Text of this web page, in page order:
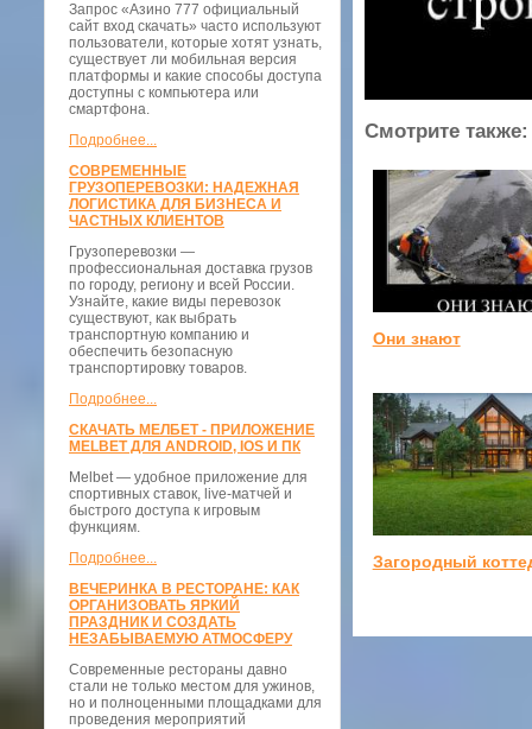
Запрос «Азино 777 официальный
сайт вход скачать» часто используют
пользователи, которые хотят узнать,
существует ли мобильная версия
платформы и какие способы доступа
доступны с компьютера или
смартфона.
Подробнее...
СОВРЕМЕННЫЕ
ГРУЗОПЕРЕВОЗКИ: НАДЕЖНАЯ
ЛОГИСТИКА ДЛЯ БИЗНЕСА И
ЧАСТНЫХ КЛИЕНТОВ
Грузоперевозки —
профессиональная доставка грузов
по городу, региону и всей России.
Узнайте, какие виды перевозок
существуют, как выбрать
транспортную компанию и
обеспечить безопасную
транспортировку товаров.
Подробнее...
СКАЧАТЬ МЕЛБЕТ - ПРИЛОЖЕНИЕ
MELBET ДЛЯ ANDROID, IOS И ПК
Melbet — удобное приложение для
спортивных ставок, live-матчей и
быстрого доступа к игровым
функциям.
Подробнее...
ВЕЧЕРИНКА В РЕСТОРАНЕ: КАК
ОРГАНИЗОВАТЬ ЯРКИЙ
ПРАЗДНИК И СОЗДАТЬ
НЕЗАБЫВАЕМУЮ АТМОСФЕРУ
Современные рестораны давно
стали не только местом для ужинов,
но и полноценными площадками для
проведения мероприятий
Смотрите также:
Они знают
Загородный